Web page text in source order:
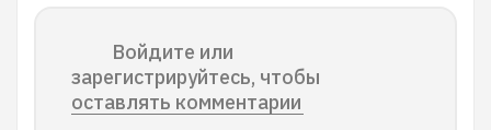
Войдите или
зарегистрируйтесь, чтобы
оставлять комментарии